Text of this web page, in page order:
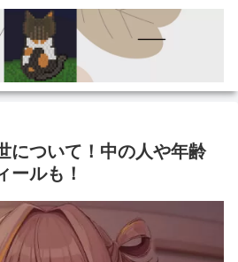
について！中の人や年齢
ールも！